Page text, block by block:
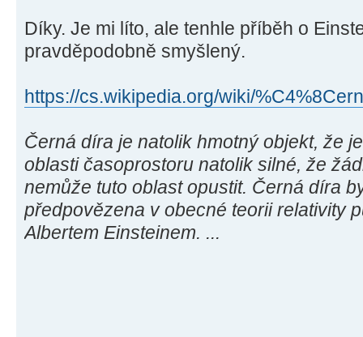
Díky. Je mi líto, ale tenhle příběh o
pravděpodobně smyšlený.
https://cs.wikipedia.org/wiki/
Černá díra je natolik hmotný objekt, že
oblasti časoprostoru natolik silné, že
nemůže tuto oblast opustit. Černá díra
předpovězena v obecné teorii relativity
Albertem Einsteinem. ...